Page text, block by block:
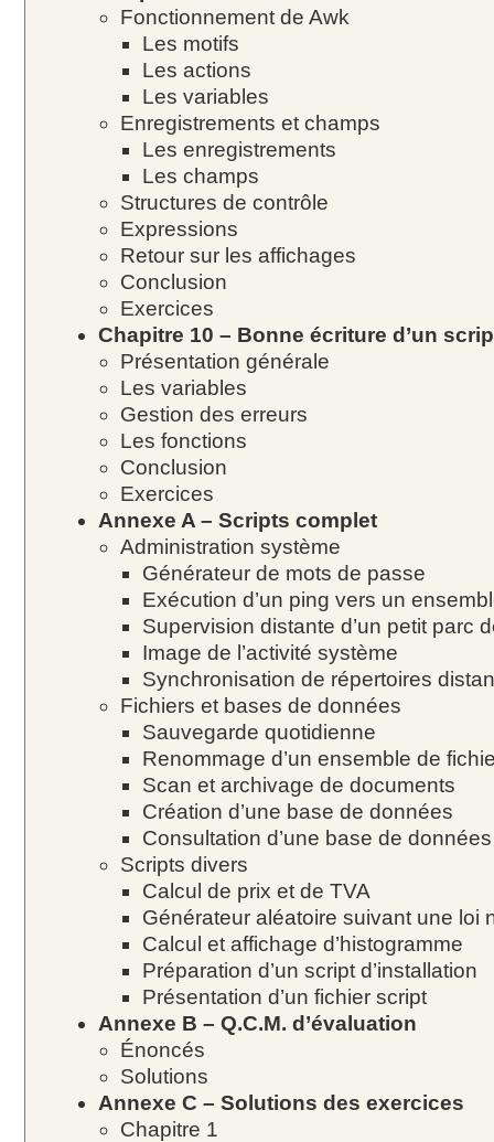
Fonctionnement de Awk
Les motifs
Les actions
Les variables
Enregistrements et champs
Les enregistrements
Les champs
Structures de contrôle
Expressions
Retour sur les affichages
Conclusion
Exercices
Chapitre 10 – Bonne écriture d’un
Présentation générale
Les variables
Gestion des erreurs
Les fonctions
Conclusion
Exercices
Annexe A – Scripts complet
Administration système
Générateur de mots de passe
Exécution d’un ping vers un
Supervision distante d’un petit parc
Image de l’activité système
Synchronisation de répertoires
Fichiers et bases de données
Sauvegarde quotidienne
Renommage d’un ensemble de
Scan et archivage de documents
Création d’une base de données
Consultation d’une base de données
Scripts divers
Calcul de prix et de TVA
Générateur aléatoire suivant une loi
Calcul et affichage d’histogramme
Préparation d’un script d’installation
Présentation d’un fichier script
Annexe B – Q.C.M. d’évaluation
Énoncés
Solutions
Annexe C – Solutions des exercices
Chapitre 1